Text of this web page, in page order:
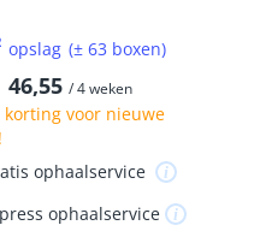
opslag (± 63 boxen)
46,55 / 4 weken
kortingvoor nieuwe
ophaalservice
ophaalservice